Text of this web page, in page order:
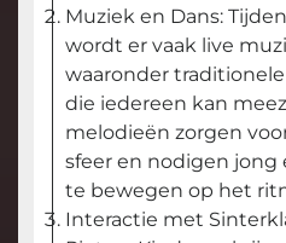
Muziek en Dans:
wordt er vaak live
waaronder
die iedereen kan
melodieën zorgen
sfeer en nodigen
te bewegen op het
Interactie met